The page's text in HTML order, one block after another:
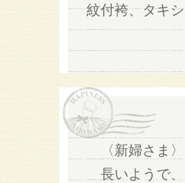
紋付袴、タキ
〈新婦さま〉
長いようで、